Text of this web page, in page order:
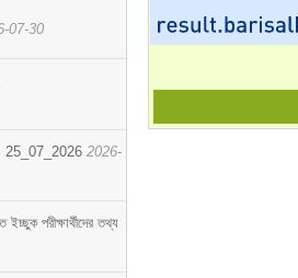
07-30
25_07_2026 2026-
পরীক্ষার্থীদের তথ্য